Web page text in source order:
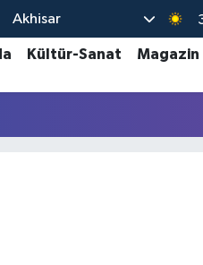
Akhisar
Kültür-Sanat
Magazin